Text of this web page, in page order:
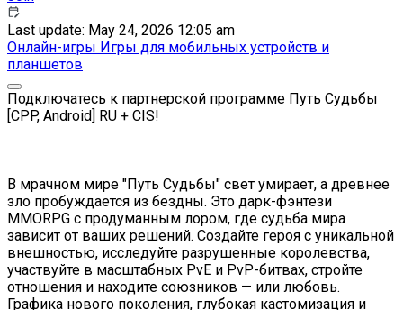
Last update: May 24, 2026 12:05 am
Онлайн-игры Игры для мобильных устройств и
планшетов
Подключатесь к партнерской программе Путь Судьбы
[CPP, Android] RU + CIS!
В мрачном мире "Путь Судьбы" свет умирает, а древнее
зло пробуждается из бездны. Это дарк-фэнтези
MMORPG с продуманным лором, где судьба мира
зависит от ваших решений. Создайте героя с уникальной
внешностью, исследуйте разрушенные королевства,
участвуйте в масштабных PvE и PvP-битвах, стройте
отношения и находите союзников — или любовь.
Графика нового поколения, глубокая кастомизация и